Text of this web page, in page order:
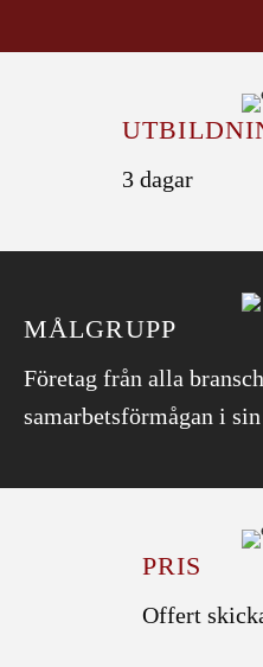
3 dagar
MÅLGRUPP
Företag från alla
samarbetsförmågan i
PRIS
Offert